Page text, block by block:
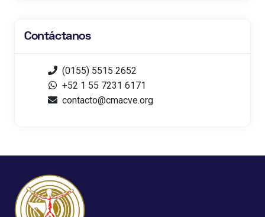
Contáctanos
(0155) 5515 2652
+52 1 55 7231 6171
contacto@cmacve.org